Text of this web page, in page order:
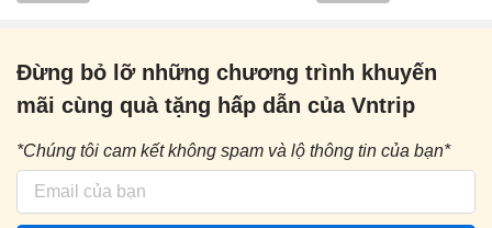
Đừng bỏ lỡ những chương trình khuyến
mãi cùng quà tặng hấp dẫn của Vntrip
*Chúng tôi cam kết không spam và lộ thông tin của bạn*